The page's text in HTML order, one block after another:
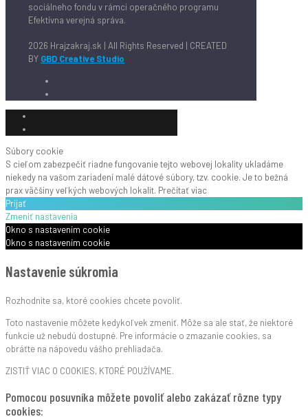
sociálneho fondu v rámci operačného programu
Efektívna verejná správa.
2026 Hrajzakraj.sk | All Rights Reserved | CREATED
BY GBD Creative Studio
Súbory cookie
S cieľom zabezpečiť riadne fungovanie tejto webovej lokality ukladáme
niekedy na vašom zariadení malé dátové súbory, tzv. cookie. Je to bežná
prax väčšiny veľkých webových lokalít. Prečítať viac
Prijať
Zmeniť nastavenia
Okno s nastavením cookie
Okno s nastavením cookie
Nastavenie súkromia
Rozhodnite sa, ktoré cookies chcete povoliť.
Toto nastavenie môžete kedykoľvek zmeniť. Môže sa ale stať, že niektoré
funkcie už nebudú dostupné. Pre informácie o zmazanie cookies, sa
obráťte na nápovedu vášho prehliadača.
ZISTIŤ VIAC O COOKIES, KTORÉ POUŽÍVAME.
Pomocou posuvníka môžete povoliť alebo zakázať rôzne typy
cookies: